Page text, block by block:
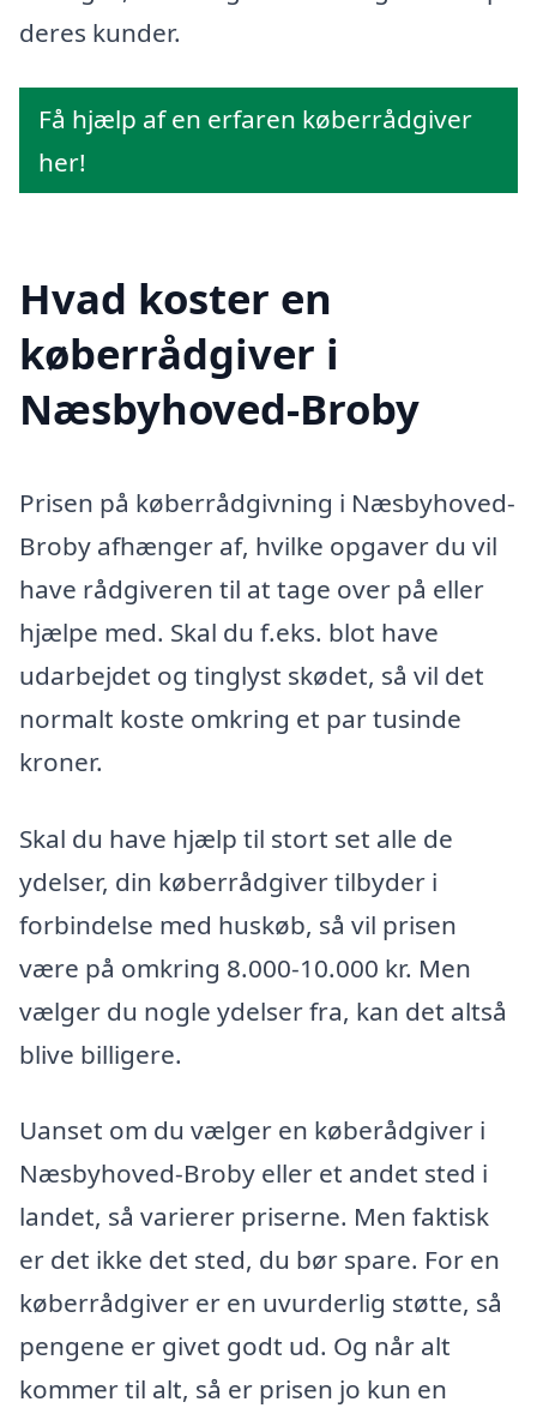
deres kunder.
Få hjælp af en erfaren køberrådgiver
her!
Hvad koster en
køberrådgiver i
Næsbyhoved-Broby
Prisen på køberrådgivning i Næsbyhoved-
Broby afhænger af, hvilke opgaver du vil
have rådgiveren til at tage over på eller
hjælpe med. Skal du f.eks. blot have
udarbejdet og tinglyst skødet, så vil det
normalt koste omkring et par tusinde
kroner.
Skal du have hjælp til stort set alle de
ydelser, din køberrådgiver tilbyder i
forbindelse med huskøb, så vil prisen
være på omkring 8.000-10.000 kr. Men
vælger du nogle ydelser fra, kan det altså
blive billigere.
Uanset om du vælger en køberådgiver i
Næsbyhoved-Broby eller et andet sted i
landet, så varierer priserne. Men faktisk
er det ikke det sted, du bør spare. For en
køberrådgiver er en uvurderlig støtte, så
pengene er givet godt ud. Og når alt
kommer til alt, så er prisen jo kun en